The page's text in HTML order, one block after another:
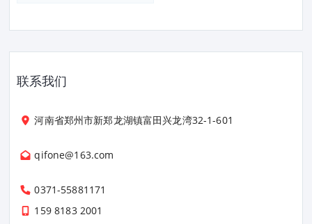
联系我们
河南省郑州市新郑龙湖镇富田兴龙湾32-1-601
qifone@163.com
0371-55881171
159 8183 2001